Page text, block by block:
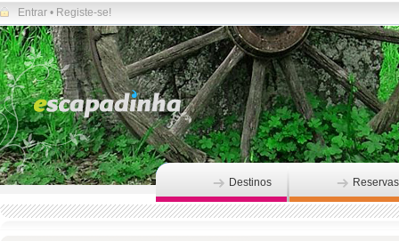
Entrar • Registe-se!
Destinos Reservas